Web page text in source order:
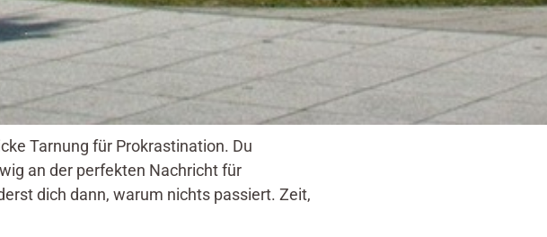
Tarnung für Prokrastination. Du
an der perfekten Nachricht für
dich dann, warum nichts passiert. Zeit,